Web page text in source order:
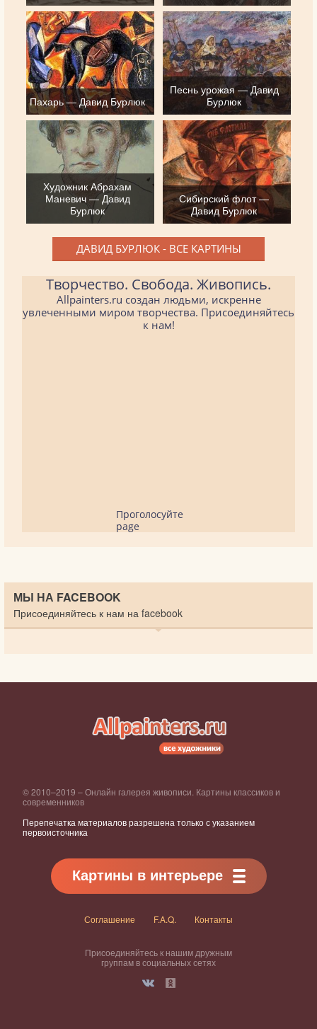
Пахарь — Давид Бурлюк
Песнь урожая — Давид
Бурлюк
Художник Абрахам
Маневич — Давид
Бурлюк
Сибирский флот —
Давид Бурлюк
ДАВИД БУРЛЮК - ВСЕ КАРТИНЫ
Творчество. Свобода. Живопись.
Allpainters.ru создан людьми, искренне
увлеченными миром творчества. Присоединяйтесь
к нам!
Проголосуйте
page
МЫ НА FACEBOOK
Присоединяйтесь к нам на facebook
© 2010–2019 – Онлайн галерея живописи. Картины классиков и
современников
Перепечатка материалов разрешена только с указанием
первоисточника
Картины в интерьере
Соглашение F.A.Q. Контакты
Присоединяйтесь к нашим дружным
группам в социальных сетях